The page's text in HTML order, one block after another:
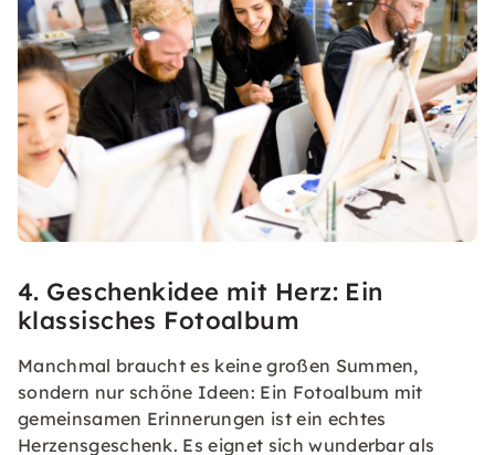
4. Geschenkidee mit Herz: Ein
klassisches Fotoalbum
Manchmal braucht es keine großen Summen,
sondern nur schöne Ideen: Ein Fotoalbum mit
gemeinsamen Erinnerungen ist ein echtes
Herzensgeschenk. Es eignet sich wunderbar als